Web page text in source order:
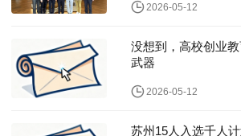
2026-05-12
没想到，高校创业
武器
2026-05-12
苏州15人入选千人